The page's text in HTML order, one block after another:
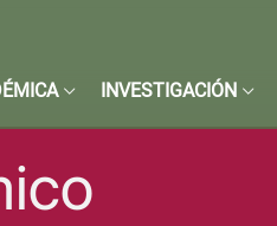
INVESTIGACIÓN